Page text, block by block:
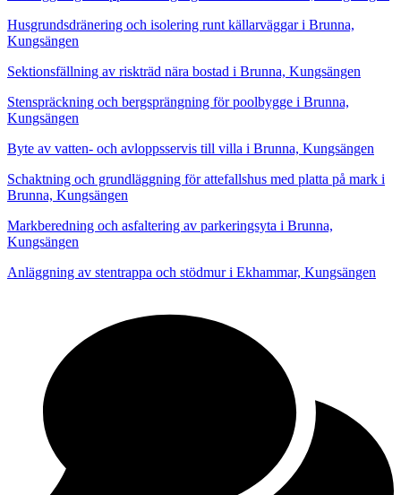
Husgrundsdränering och isolering runt källarväggar i Brunna,
Kungsängen
Sektionsfällning av riskträd nära bostad i Brunna, Kungsängen
Stenspräckning och bergsprängning för poolbygge i Brunna,
Kungsängen
Byte av vatten- och avloppsservis till villa i Brunna, Kungsängen
Schaktning och grundläggning för attefallshus med platta på mark i
Brunna, Kungsängen
Markberedning och asfaltering av parkeringsyta i Brunna,
Kungsängen
Anläggning av stentrappa och stödmur i Ekhammar, Kungsängen